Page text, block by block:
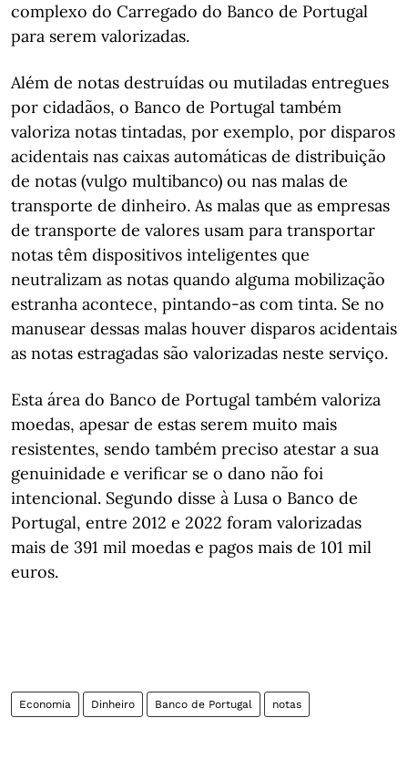
complexo do Carregado do Banco de Portugal
para serem valorizadas.
Além de notas destruídas ou mutiladas entregues
por cidadãos, o Banco de Portugal também
valoriza notas tintadas, por exemplo, por disparos
acidentais nas caixas automáticas de distribuição
de notas (vulgo multibanco) ou nas malas de
transporte de dinheiro. As malas que as empresas
de transporte de valores usam para transportar
notas têm dispositivos inteligentes que
neutralizam as notas quando alguma mobilização
estranha acontece, pintando-as com tinta. Se no
manusear dessas malas houver disparos acidentais
as notas estragadas são valorizadas neste serviço.
Esta área do Banco de Portugal também valoriza
moedas, apesar de estas serem muito mais
resistentes, sendo também preciso atestar a sua
genuinidade e verificar se o dano não foi
intencional. Segundo disse à Lusa o Banco de
Portugal, entre 2012 e 2022 foram valorizadas
mais de 391 mil moedas e pagos mais de 101 mil
euros.
Economia Dinheiro Banco de Portugal notas